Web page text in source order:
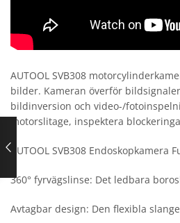
AUTOOL SVB308
bilder. Kameran överför
bildinversion och video-/
motorslitage, inspektera
AUTOOL SVB308 Endoskopkamera
360° fyrvägslinse: Det ledbara
Avtagbar design: Den flexibla